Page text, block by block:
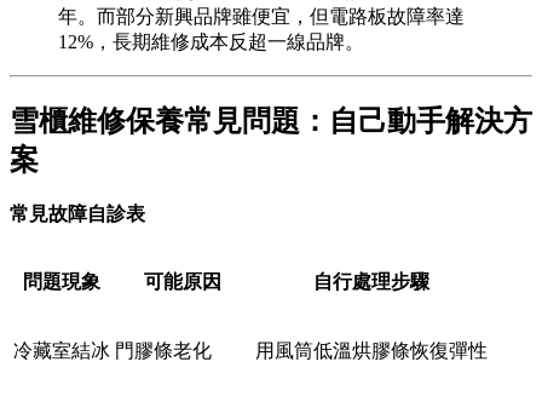
年。而部分新興品牌雖便宜，但電路板故障率達
12%，長期維修成本反超一線品牌。
雪櫃維修保養常見問題：自己動手解決方
案
常見故障自診表
問題現象 可能原因 自行處理步驟
冷藏室結冰 門膠條老化 用風筒低溫烘膠條恢復彈性